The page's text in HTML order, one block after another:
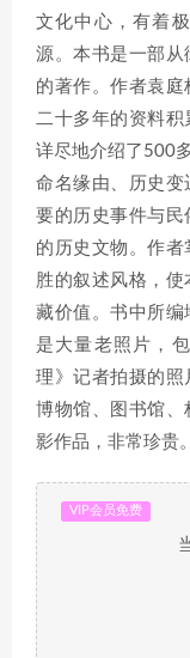
文化中心，有着
源。本书是一部
的著作。作者袁
二十多年的资料积
详尽地介绍了500
命名缘由、历史
要的历史事件与民
的历史文物。作
胜的叙述风格，
藏价值。书中所编
是大量老照片，
理》记者拍摄的照
博物馆、图书馆
影作品，非常珍贵。
VIP会员免费